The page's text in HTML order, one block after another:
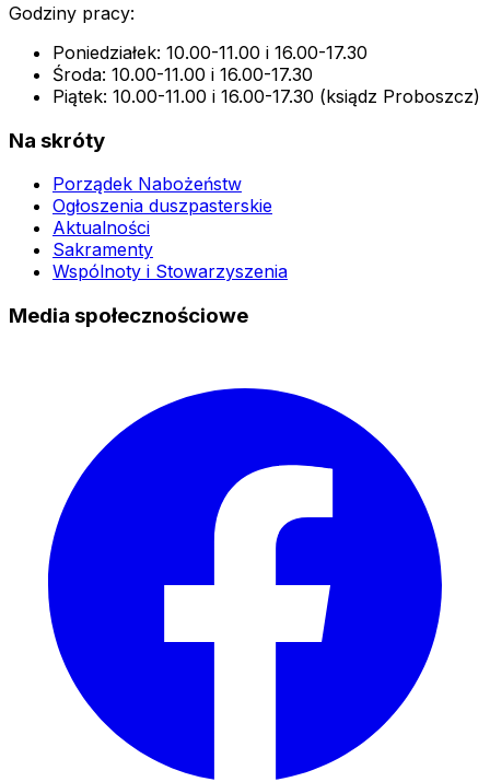
Godziny pracy:
Poniedziałek: 10.00-11.00 i 16.00-17.30
Środa: 10.00-11.00 i 16.00-17.30
Piątek: 10.00-11.00 i 16.00-17.30 (ksiądz Proboszcz)
Na skróty
Porządek Nabożeństw
Ogłoszenia duszpasterskie
Aktualności
Sakramenty
Wspólnoty i Stowarzyszenia
Media społecznościowe